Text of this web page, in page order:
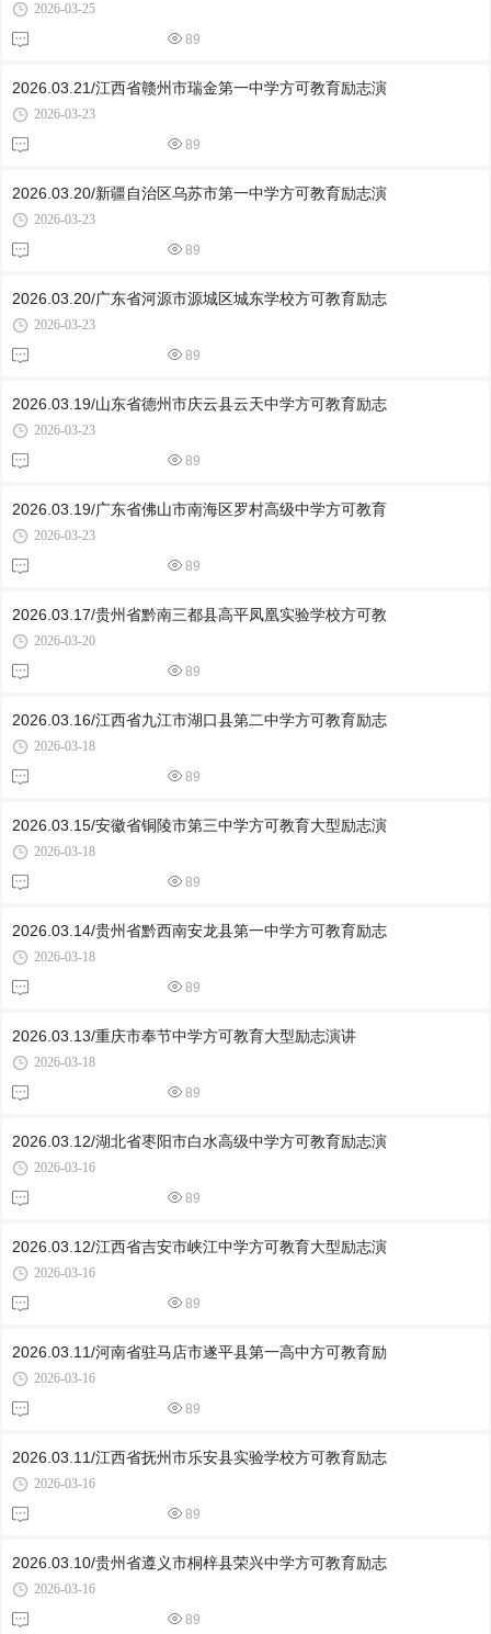
2026-03-25
89
2026.03.21/江西省赣州市瑞金第一中学方可教育励志演
2026-03-23
89
2026.03.20/新疆自治区乌苏市第一中学方可教育励志演
2026-03-23
89
2026.03.20/广东省河源市源城区城东学校方可教育励志
2026-03-23
89
2026.03.19/山东省德州市庆云县云天中学方可教育励志
2026-03-23
89
2026.03.19/广东省佛山市南海区罗村高级中学方可教育
2026-03-23
89
2026.03.17/贵州省黔南三都县高平凤凰实验学校方可教
2026-03-20
89
2026.03.16/江西省九江市湖口县第二中学方可教育励志
2026-03-18
89
2026.03.15/安徽省铜陵市第三中学方可教育大型励志演
2026-03-18
89
2026.03.14/贵州省黔西南安龙县第一中学方可教育励志
2026-03-18
89
2026.03.13/重庆市奉节中学方可教育大型励志演讲
2026-03-18
89
2026.03.12/湖北省枣阳市白水高级中学方可教育励志演
2026-03-16
89
2026.03.12/江西省吉安市峡江中学方可教育大型励志演
2026-03-16
89
2026.03.11/河南省驻马店市遂平县第一高中方可教育励
2026-03-16
89
2026.03.11/江西省抚州市乐安县实验学校方可教育励志
2026-03-16
89
2026.03.10/贵州省遵义市桐梓县荣兴中学方可教育励志
2026-03-16
89